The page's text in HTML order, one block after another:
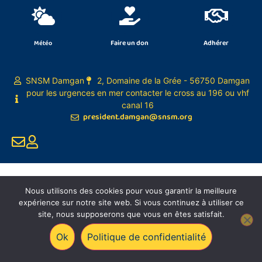
Météo Faire un don Adhérer
SNSM Damgan
2, Domaine de la Grée - 56750 Damgan
pour les urgences en mer contacter le cross au 196 ou vhf
canal 16
president.damgan@snsm.org
Nous utilisons des cookies pour vous garantir la meilleure
expérience sur notre site web. Si vous continuez à utiliser ce
site, nous supposerons que vous en êtes satisfait.
Ok Politique de confidentialité